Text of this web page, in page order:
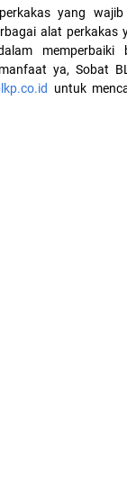
yang
alat perkakas
memperbaiki
ya, Sobat
untuk